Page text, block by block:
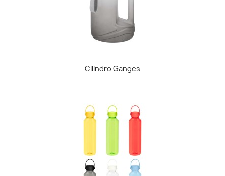
Cilindro Ganges